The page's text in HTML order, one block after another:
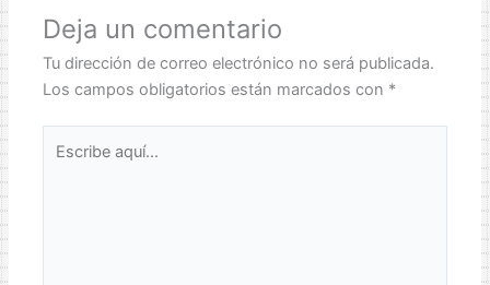
Deja un comentario
Tu dirección de correo electrónico no será publicada.
Los campos obligatorios están marcados con *